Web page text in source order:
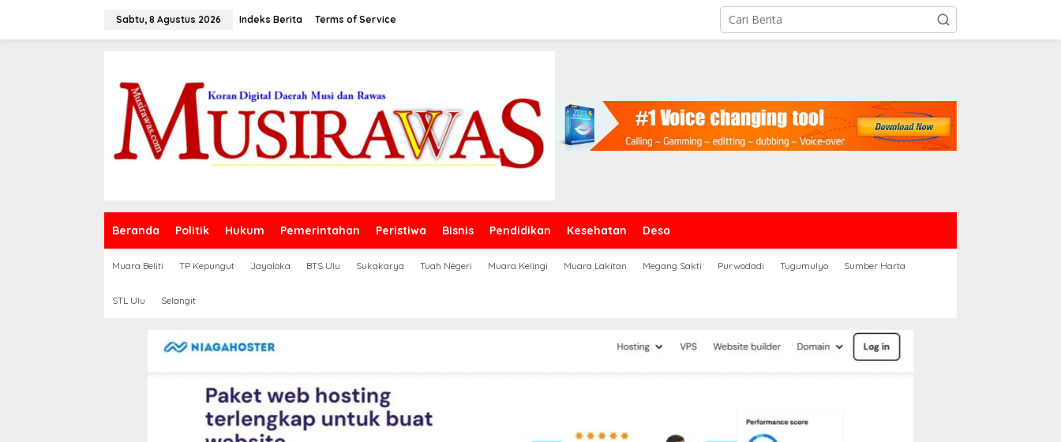
Sabtu, 8 Agustus 2026 Indeks Berita Terms of Service
Beranda Politik Hukum Pemerintahan Peristiwa Bisnis Pendidikan Kesehatan Desa
Muara Beliti TP Kepungut Jayaloka BTS Ulu Sukakarya Tuah Negeri Muara Kelingi Muara Lakitan Megang Sakti Purwodadi Tugumulyo Sumber Harta
STL Ulu Selangit